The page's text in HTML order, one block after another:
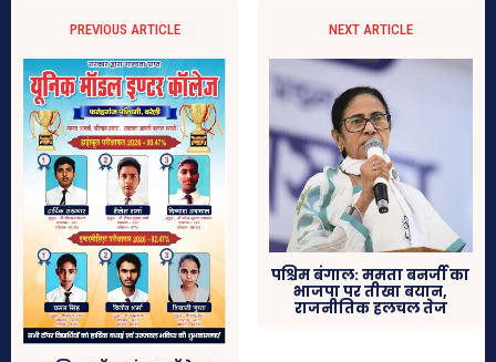
PREVIOUS ARTICLE NEXT ARTICLE
पश्चिम बंगाल: ममता बनर्जी का
भाजपा पर तीखा बयान,
राजनीतिक हलचल तेज